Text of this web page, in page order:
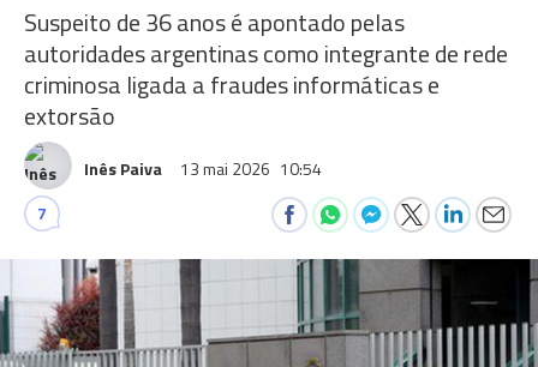
Suspeito de 36 anos é apontado pelas
autoridades argentinas como integrante de rede
criminosa ligada a fraudes informáticas e
extorsão
Inês Paiva 13 mai 2026 10:54
7